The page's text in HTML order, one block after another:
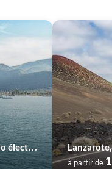
Voyage
Sardaigne
L
es merveilles de Corfou en vélo électrique
à partir de